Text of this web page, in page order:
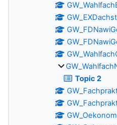
Topic 2